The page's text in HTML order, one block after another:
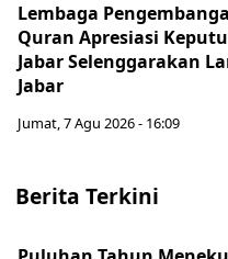
Lembaga
Quran Apresiasi
Jabar Selenggarakan
Jabar
Jumat, 7 Agu 2026 - 16:09
Berita Terkini